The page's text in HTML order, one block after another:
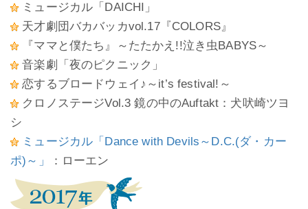
ミュージカル「DAICHI」
天才劇団バカバッカvol.17『COLORS』
『ママと僕たち』～たたかえ!!泣き虫BABYS～
音楽劇「夜のピクニック」
恋するブロードウェイ♪～it’s festival!～
クロノステージVol.3 鏡の中のAuftakt：犬吠崎ツヨ
シ
ミュージカル「Dance with Devils～D.C.(ダ・カー
ポ)～」
：ローエン